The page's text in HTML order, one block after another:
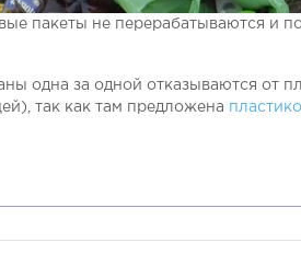
пакеты не перерабатываются и
одна за одной отказываются от
так как там предложена